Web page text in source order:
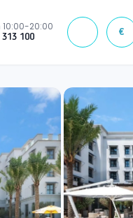
20:00
100 €